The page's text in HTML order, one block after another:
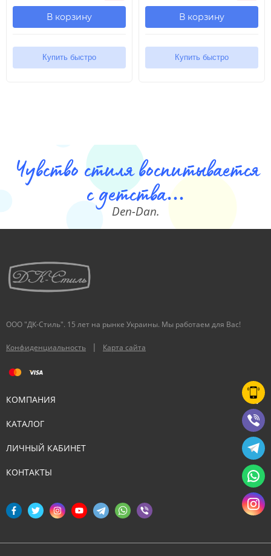
В корзину
Купить быстро
В корзину
Купить быстро
Чувство стиля воспитывается
с детства...
Den-Dan.
ООО "ДК-Стиль". 15 лет на рынке Украины. Мы работаем для Вас!
Конфиденциальность | Карта сайта
КОМПАНИЯ
КАТАЛОГ
ЛИЧНЫЙ КАБИНЕТ
КОНТАКТЫ